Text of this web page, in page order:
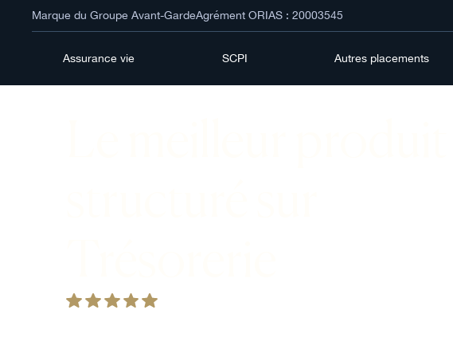
Marque du Groupe Avant-GardeAgrément ORIAS : 20003545
Assurance vie SCPI Autres placements